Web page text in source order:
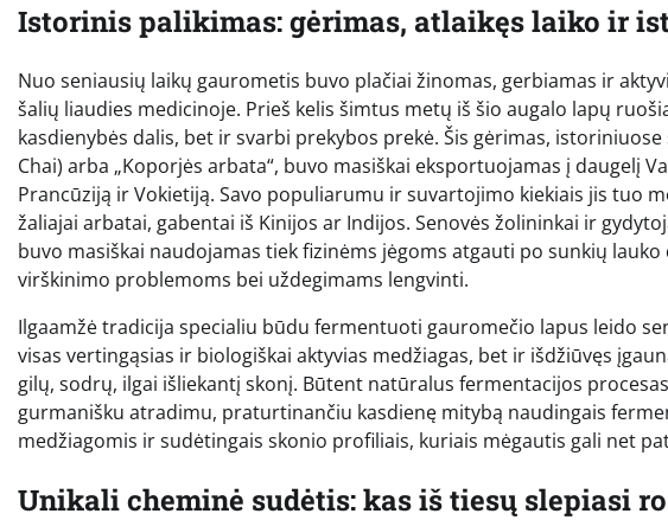
Istorinis palikimas: gėrimas, atlaikęs laiko ir
Nuo seniausių laikų gaurometis buvo plačiai žinomas, gerbiamas ir
šalių liaudies medicinoje. Prieš kelis šimtus metų iš šio augalo lapų
kasdienybės dalis, bet ir svarbi prekybos prekė. Šis gėrimas,
Chai) arba „Koporjės arbata“, buvo masiškai eksportuojamas į daugelį
Prancūziją ir Vokietiją. Savo populiarumu ir suvartojimo kiekiais jis tuo
žaliajai arbatai, gabentai iš Kinijos ar Indijos. Senovės žolininkai ir
buvo masiškai naudojamas tiek fizinėms jėgoms atgauti po sunkių
virškinimo problemoms bei uždegimams lengvinti.
Ilgaamžė tradicija specialiu būdu fermentuoti gauromečio lapus leido
visas vertingąsias ir biologiškai aktyvias medžiagas, bet ir išdžiūvęs
gilų, sodrų, ilgai išliekantį skonį. Būtent natūralus fermentacijos
gurmanišku atradimu, praturtinančiu kasdienę mitybą naudingais
medžiagomis ir sudėtingais skonio profiliais, kuriais mėgautis gali net
Unikali cheminė sudėtis: kas iš tiesų slepiasi